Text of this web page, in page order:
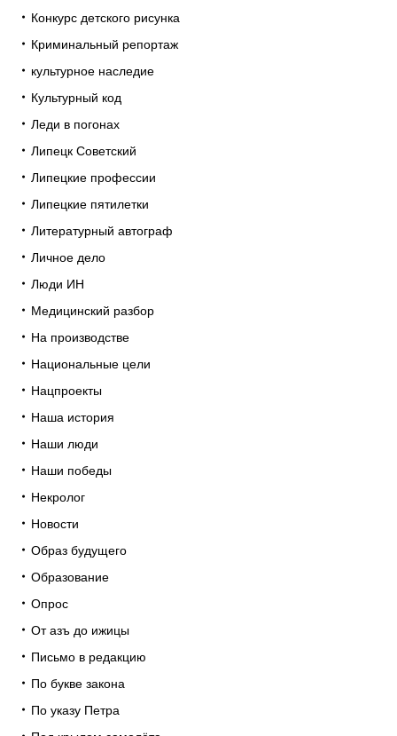
Конкурс детского рисунка
Криминальный репортаж
культурное наследие
Культурный код
Леди в погонах
Липецк Советский
Липецкие профессии
Липецкие пятилетки
Литературный автограф
Личное дело
Люди ИН
Медицинский разбор
На производстве
Национальные цели
Нацпроекты
Наша история
Наши люди
Наши победы
Некролог
Новости
Образ будущего
Образование
Опрос
От азъ до ижицы
Письмо в редакцию
По букве закона
По указу Петра